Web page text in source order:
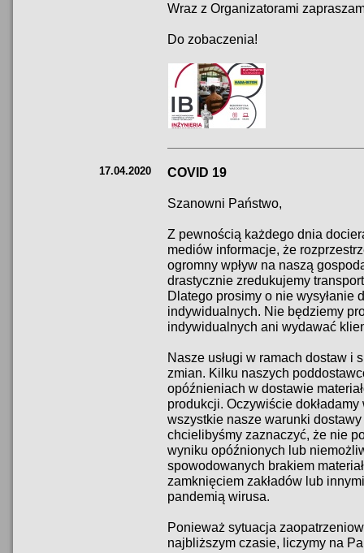
Wraz z Organizatorami
Do zobaczenia!
17.04.2020 COVID 19
Szanowni Państwo,
Z pewnością każdego dnia
mediów informacje, że
ogromny wpływ na naszą
drastycznie zredukujemy
Dlatego prosimy o nie wysyłanie
indywidualnych. Nie będziemy
indywidualnych ani wydawać
Nasze usługi w ramach dostaw i
zmian. Kilku naszych
opóźnieniach w dostawie
produkcji. Oczywiście
wszystkie nasze warunki
chcielibyśmy zaznaczyć, że nie
wyniku opóźnionych lub
spowodowanych brakiem
zamknięciem zakładów lub
pandemią wirusa.
Ponieważ sytuacja
najbliższym czasie, liczymy na